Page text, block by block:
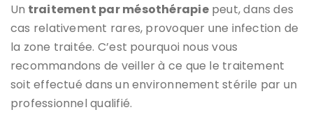
Un traitement par mésothérapiepeut, dans des
cas relativement rares, provoquer une infection de
la zone traitée. C’est pourquoi nous vous
recommandons de veiller à ce que le traitement
soit effectué dans un environnement stérile par un
professionnel qualifié.